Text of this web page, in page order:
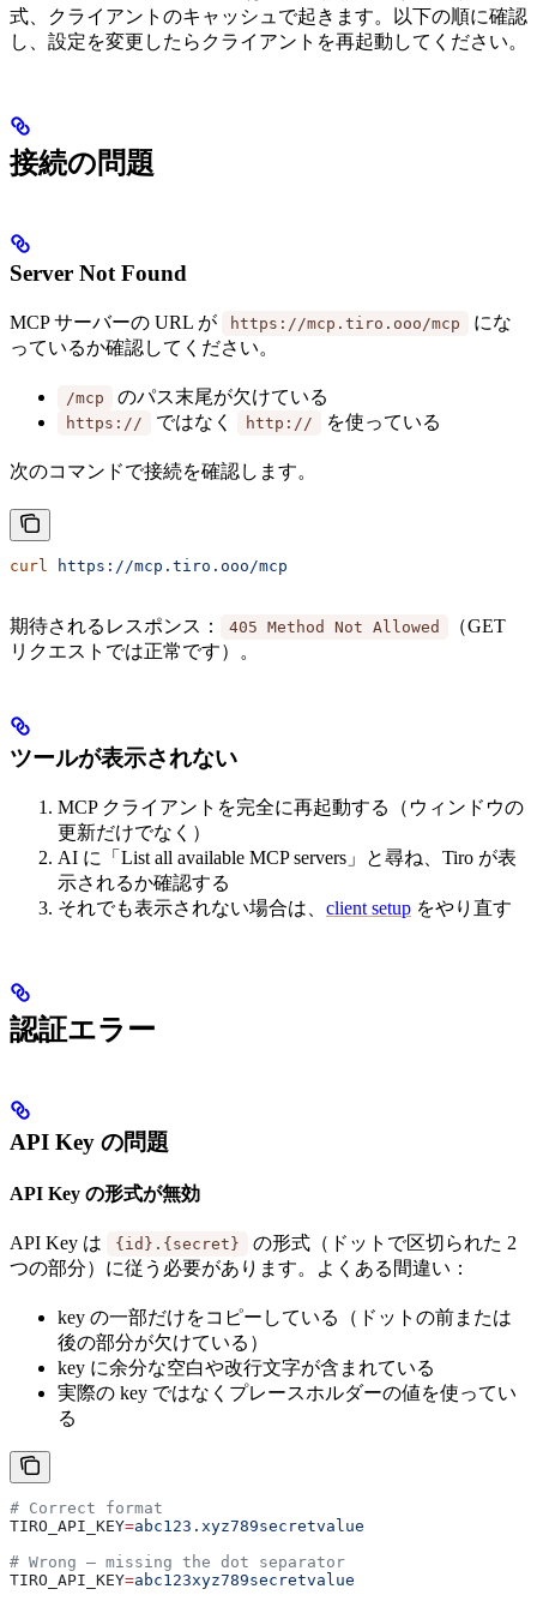
式、クライアントのキャッシュで起きます。以下の順に確認
し、設定を変更したらクライアントを再起動してください。
接続の問題
Server Not Found
MCP サーバーの URL が https://mcp.tiro.ooo/mcp
にな
っているか確認してください。
/mcp のパス末尾が欠けている
https:// ではなく http:// を使っている
次のコマンドで接続を確認します。
curl https://mcp.tiro.ooo/mcp
期待されるレスポンス： 405 Method Not Allowed
（GET
リクエストでは正常です）。
ツールが表示されない
MCP クライアントを完全に再起動する（ウィンドウの
更新だけでなく）
AI に「List all available MCP servers」と尋ね、Tiro が表
示されるか確認する
それでも表示されない場合は、 client setup をやり直す
認証エラー
API Key の問題
API Key の形式が無効
API Key は {id}.{secret}
の形式（ドットで区切られた 2
つの部分）に従う必要があります。よくある間違い：
key の一部だけをコピーしている（ドットの前または
後の部分が欠けている）
key に余分な空白や改行文字が含まれている
実際の key ではなくプレースホルダーの値を使ってい
る
# Correct format
TIRO_API_KEY=abc123.xyz789secretvalue
# Wrong — missing the dot separator
TIRO_API_KEY=abc123xyz789secretvalue